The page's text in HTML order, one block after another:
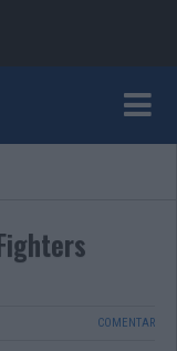
COMENTAR